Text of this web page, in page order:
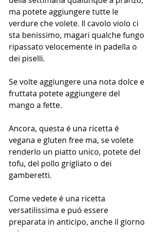
ma potete aggiungere tutte le
verdure che volete. Il cavolo violo ci
sta benissimo, magari qualche fungo
ripassato velocemente in padella o
dei piselli.
Se volte aggiungere una nota dolce e
fruttata potete aggiungere del
mango a fette.
Ancora, questa é una ricetta é
vegana e gluten free ma, se volete
renderlo un piatto unico, potete del
tofu, del pollo grigliato o dei
gamberetti.
Come vedete é una ricetta
versatilissima e puó essere
preparata in anticipo, anche il giorno